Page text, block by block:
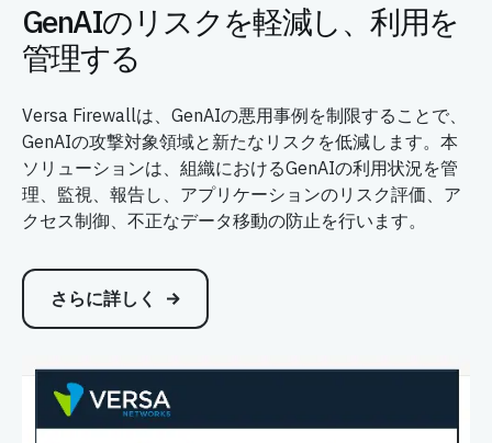
GenAIのリスクを軽減し、利用を
管理する
Versa Firewallは、GenAIの悪用事例を制限することで、
GenAIの攻撃対象領域と新たなリスクを低減します。本
ソリューションは、組織におけるGenAIの利用状況を管
理、監視、報告し、アプリケーションのリスク評価、ア
クセス制御、不正なデータ移動の防止を行います。
さらに詳しく